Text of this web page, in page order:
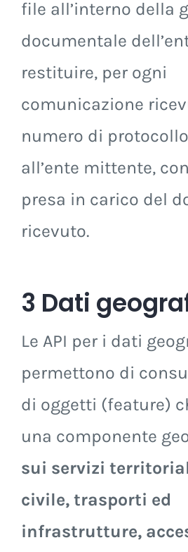
file all’interno della
documentale
restituire, per ogni
comunicazione
numero di
all’ente mittente,
presa in carico del
ricevuto.
3 Dati
Le API per i dati
permettono di
di oggetti (feature)
una componente
sui servizi
civile, trasporti ed
infrastrutture,